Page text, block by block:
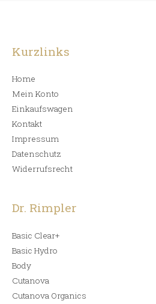
Kurzlinks
Home
Mein Konto
Einkaufswagen
Kontakt
Impressum
Datenschutz
Widerrufsrecht
Dr. Rimpler
Basic Clear+
Basic Hydro
Body
Cutanova
Cutanova Organics